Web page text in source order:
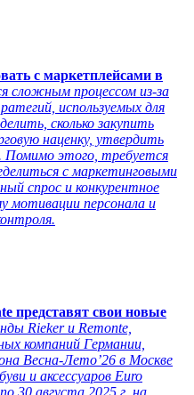
с маркетплейсами в
сложным процессом из-за
используемых для
сколько закупить
наценку, утвердить
Помимо этого, требуется
с маркетинговыми
спрос и конкурентное
мотивации персонала и
представят свои новые
Rieker и Remonte,
компаний Германии,
Весна-Лето’26 в Москве
и аксессуаров Euro
30 августа 2025 г. на